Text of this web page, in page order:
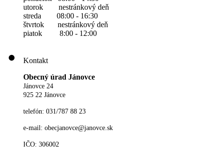
utorok nestránkový deň
streda 08:00 - 16:30
štvrtok nestránkový deň
piatok 8:00 - 12:00
Kontakt
Obecný úrad Jánovce
Jánovce 24
925 22 Jánovce
telefón: 031/787 88 23
e-mail: obecjanovce@janovce.sk
IČO: 306002